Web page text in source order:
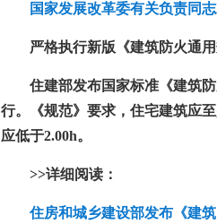
国家发展改革委有关负责同
严格执行新版《建筑防火通
住建部发布国家标准《建筑
行。《规范》要求，住宅建筑应
应低于2.00h。
>>详细阅读：
住房和城乡建设部发布《建